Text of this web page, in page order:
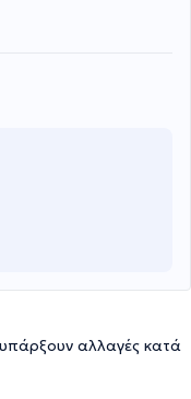
υπάρξουν αλλαγές κατά